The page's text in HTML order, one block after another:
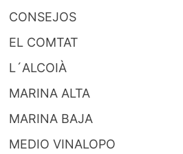
CONSEJOS
EL COMTAT
L´ALCOIÀ
MARINA ALTA
MARINA BAJA
MEDIO VINALOPO